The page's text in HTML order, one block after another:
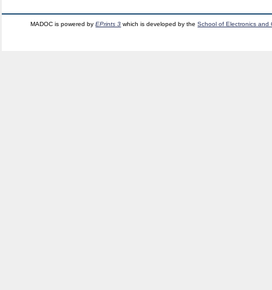
MADOC is powered byEPrints 3 which is developed by theSchool of Electronics and